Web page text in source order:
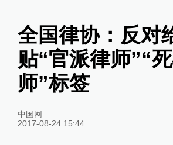
全国律协：反对
贴“官派律师”“
师”标签
中国网
2017-08-24 15:44